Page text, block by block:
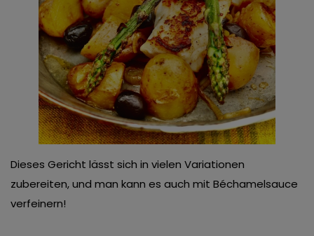
Dieses Gericht lässt sich in vielen Variationen
zubereiten, und man kann es auch mit Béchamelsauce
verfeinern!